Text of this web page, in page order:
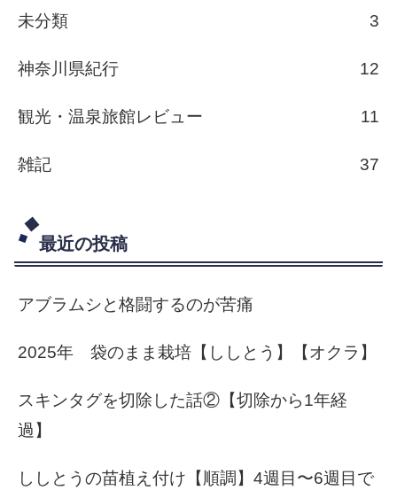
未分類 3
神奈川県紀行 12
観光・温泉旅館レビュー 11
雑記 37
最近の投稿
アブラムシと格闘するのが苦痛
2025年 袋のまま栽培【ししとう】【オクラ】
スキンタグを切除した話②【切除から1年経
過】
ししとうの苗植え付け【順調】4週目〜6週目で